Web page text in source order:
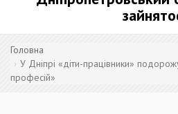
Головна
У Дніпрі «діти-працівники»
професій»